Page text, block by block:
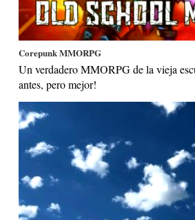
Corepunk MMORPG
Un verdadero MMORPG de la vieja
antes, pero mejor!